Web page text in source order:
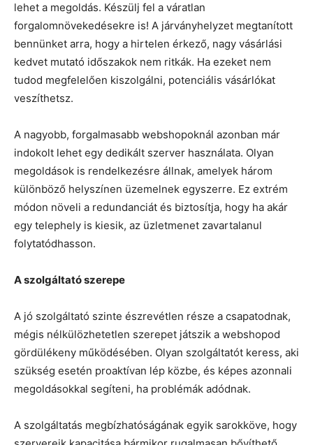
lehet a megoldás. Készülj fel a váratlan
forgalomnövekedésekre is! A járványhelyzet megtanított
bennünket arra, hogy a hirtelen érkező, nagy vásárlási
kedvet mutató időszakok nem ritkák. Ha ezeket nem
tudod megfelelően kiszolgálni, potenciális vásárlókat
veszíthetsz.
A nagyobb, forgalmasabb webshopoknál azonban már
indokolt lehet egy dedikált szerver használata. Olyan
megoldások is rendelkezésre állnak, amelyek három
különböző helyszínen üzemelnek egyszerre. Ez extrém
módon növeli a redundanciát és biztosítja, hogy ha akár
egy telephely is kiesik, az üzletmenet zavartalanul
folytatódhasson.
A szolgáltató szerepe
A jó szolgáltató szinte észrevétlen része a csapatodnak,
mégis nélkülözhetetlen szerepet játszik a webshopod
gördülékeny működésében. Olyan szolgáltatót keress, aki
szükség esetén proaktívan lép közbe, és képes azonnali
megoldásokkal segíteni, ha problémák adódnak.
A szolgáltatás megbízhatóságának egyik sarokköve, hogy